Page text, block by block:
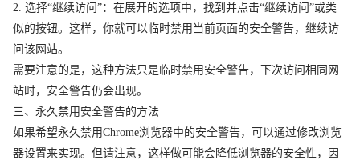
2. 选择“继续访问”：在展开的选项中，找到并点击“继续访问”或类
似的按钮。这样，你就可以临时禁用当前页面的安全警告，继续访
问该网站。
需要注意的是，这种方法只是临时禁用安全警告，下次访问相同网
站时，安全警告仍会出现。
三、永久禁用安全警告的方法
如果希望永久禁用Chrome浏览器中的安全警告，可以通过修改浏览
器设置来实现。但请注意，这样做可能会降低浏览器的安全性，因